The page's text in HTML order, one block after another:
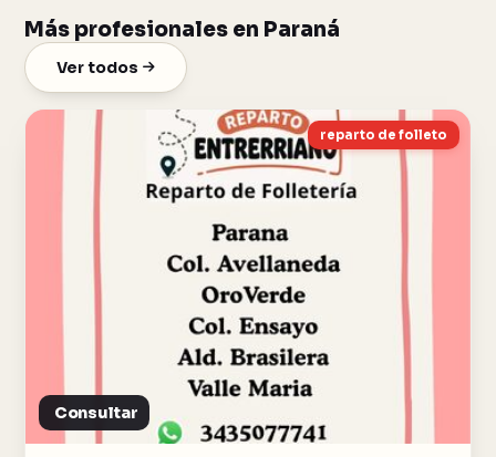
Más profesionales en Paraná
Ver todos
reparto de folleto
Consultar